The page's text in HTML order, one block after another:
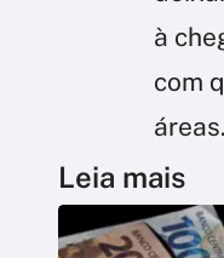
à
com
áreas.
Leia mais